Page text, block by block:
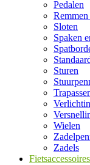
Pedalen
Sloten
Spaken
Sturen
Wielen
Zadels
Fietsaccessoires